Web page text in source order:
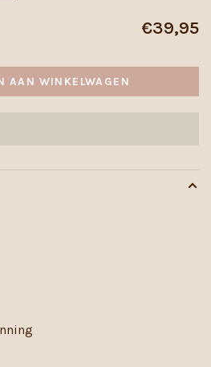
€39,95
AAN WINKELWAGEN